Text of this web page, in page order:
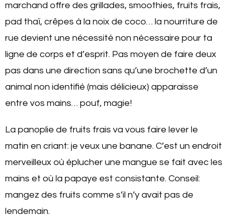
marchand offre des grillades, smoothies, fruits frais,
pad thaï, crêpes à la noix de coco… la nourriture de
rue devient une nécessité non nécessaire pour ta
ligne de corps et d’esprit. Pas moyen de faire deux
pas dans une direction sans qu’une brochette d’un
animal non identifié (mais délicieux) apparaisse
entre vos mains… pouf, magie!
La panoplie de fruits frais va vous faire lever le
matin en criant: je veux une banane. C’est un endroit
merveilleux où éplucher une mangue se fait avec les
mains et où la papaye est consistante. Conseil:
mangez des fruits comme s’il n’y avait pas de
lendemain.